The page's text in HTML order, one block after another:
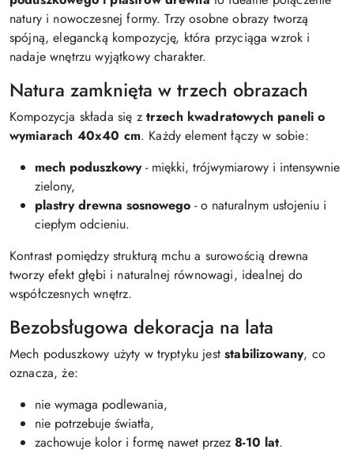
natury i nowoczesnej formy. Trzy osobne obrazy tworzą
spójną, elegancką kompozycję, która przyciąga wzrok i
nadaje wnętrzu wyjątkowy charakter.
Natura zamknięta w trzech obrazach
Kompozycja składa się z trzech kwadratowych paneli o
wymiarach 40x40 cm. Każdy element łączy w sobie:
mech poduszkowy- miękki, trójwymiarowy i intensywnie
zielony,
plastry drewna sosnowego - o naturalnym usłojeniu i
ciepłym odcieniu.
Kontrast pomiędzy strukturą mchu a surowością drewna
tworzy efekt głębi i naturalnej równowagi, idealnej do
współczesnych wnętrz.
Bezobsługowa dekoracja na lata
Mech poduszkowy użyty w tryptyku jeststabilizowany, co
oznacza, że:
nie wymaga podlewania,
nie potrzebuje światła,
zachowuje kolor i formę nawet przez 8-10 lat.